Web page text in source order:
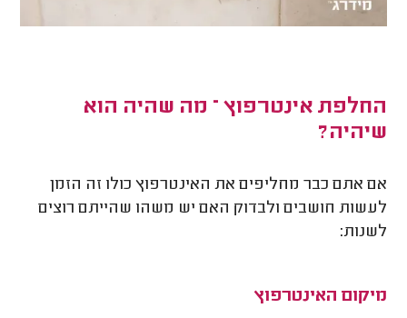
החלפת אינטרפוץ – מה שהיה הוא
שיהיה?
אם אתם כבר מחליפים את האינטרפוץ כולו זה הזמן
לעשות חושבים ולבדוק האם יש משהו שהייתם רוצים
לשנות:
מיקום האינטרפוץ